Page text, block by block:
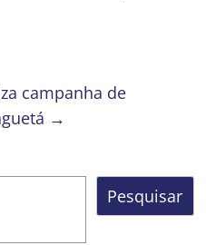
campanha de
→
Pesquisar